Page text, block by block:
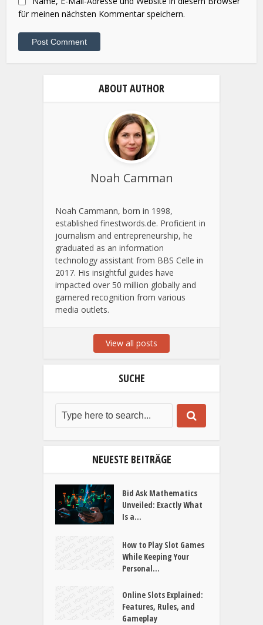
für meinen nächsten Kommentar speichern.
ABOUT AUTHOR
Noah Camman
Noah Cammann, born in 1998,
established finestwords.de. Proficient in
journalism and entrepreneurship, he
graduated as an information
technology assistant from BBS Celle in
2017. His insightful guides have
impacted over 50 million globally and
garnered recognition from various
media outlets.
View all posts
SUCHE
NEUESTE BEITRÄGE
Bid Ask Mathematics
Unveiled: Exactly What
Is a...
How to Play Slot Games
While Keeping Your
Personal...
Online Slots Explained:
Features, Rules, and
Gameplay